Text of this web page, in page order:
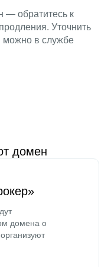
— обратитесь к
Уточнить
можно в службе
домен
домена о